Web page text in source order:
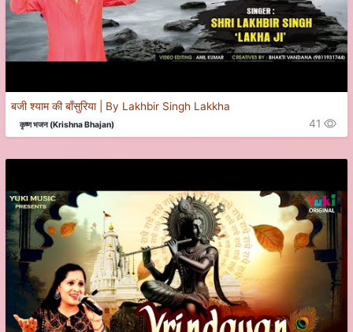
बजी श्याम की बाँसुरिया | By Lakhbir Singh Lakkha
कृष्ण भजन (Krishna Bhajan) 41